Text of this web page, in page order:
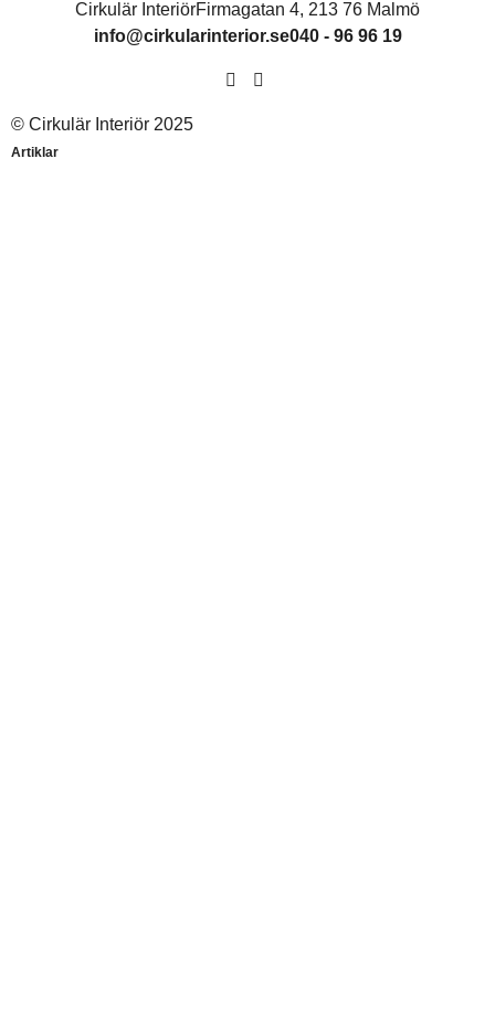
Cirkulär InteriörFirmagatan 4, 213 76 Malmö
info@cirkularinterior.se040 - 96 96 19
© Cirkulär Interiör 2025
Artiklar